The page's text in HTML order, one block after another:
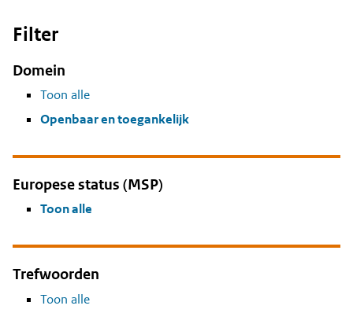
Filter
Domein
Toon alle
Openbaar en toegankelijk
Europese status (MSP)
Toon alle
Trefwoorden
Toon alle